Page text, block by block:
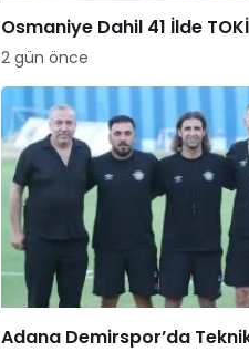
Osmaniye Dahil 41 İlde
2 gün önce
Adana Demirspor’da